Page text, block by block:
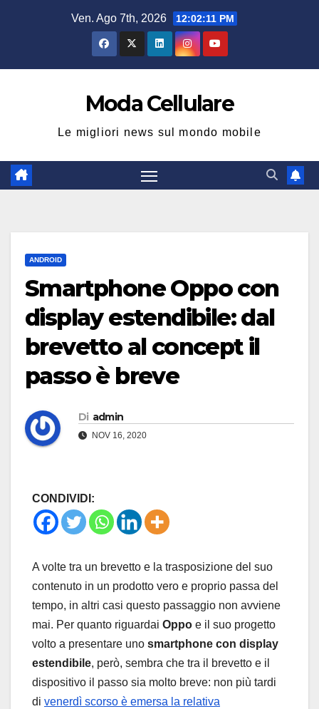
Ven. Ago 7th, 2026 12:02:12 PM
Moda Cellulare
Le migliori news sul mondo mobile
ANDROID
Smartphone Oppo con
display estendibile: dal
brevetto al concept il
passo è breve
Di admin
NOV 16, 2020
CONDIVIDI:
A volte tra un brevetto e la trasposizione del suo
contenuto in un prodotto vero e proprio passa del
tempo, in altri casi questo passaggio non avviene
mai. Per quanto riguardai Oppo e il suo progetto
volto a presentare uno smartphone con display
estendibile, però, sembra che tra il brevetto e il
dispositivo il passo sia molto breve: non più tardi
di venerdì scorso è emersa la relativa